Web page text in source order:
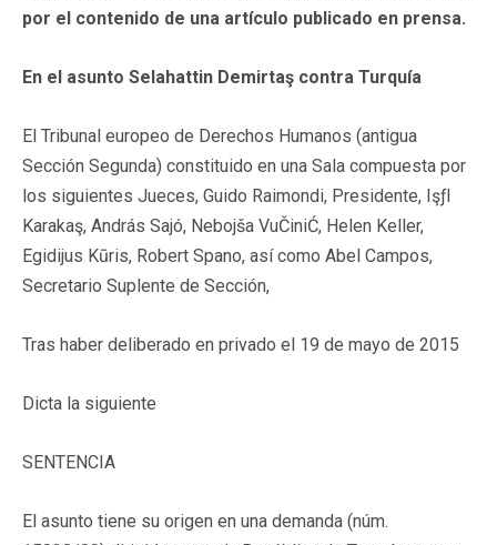
por el contenido de una artículo publicado en prensa.
En el asunto Selahattin Demirtaş contra Turquía
El Tribunal europeo de Derechos Humanos (antigua
Sección Segunda) constituido en una Sala compuesta por
los siguientes Jueces, Guido Raimondi, Presidente, Işƒl
Karakaş, András Sajó, Nebojša VuČiniĆ, Helen Keller,
Egidijus Kūris, Robert Spano, así como Abel Campos,
Secretario Suplente de Sección,
Tras haber deliberado en privado el 19 de mayo de 2015
Dicta la siguiente
SENTENCIA
El asunto tiene su origen en una demanda (núm.